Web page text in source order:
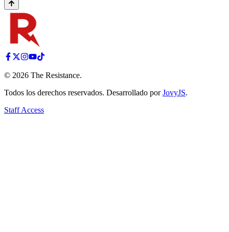
© 2026 The Resistance.
Todos los derechos reservados. Desarrollado por JovyJS.
Staff Access